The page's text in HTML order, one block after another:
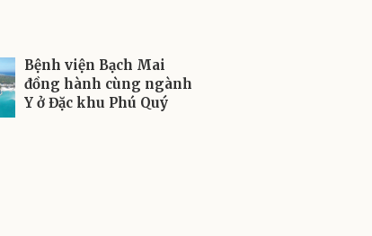
Bệnh viện Bạch Mai
đồng hành cùng ngành
Y ở Đặc khu Phú Quý